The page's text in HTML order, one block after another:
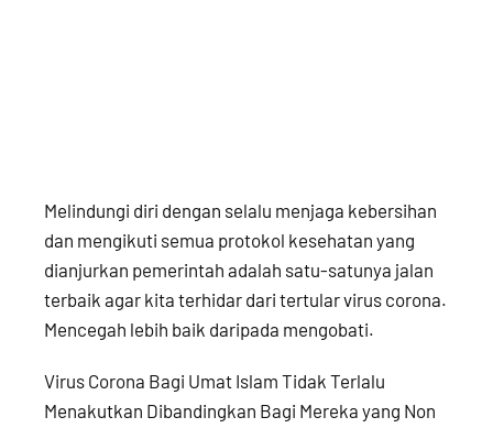
Melindungi diri dengan selalu menjaga kebersihan
dan mengikuti semua protokol kesehatan yang
dianjurkan pemerintah adalah satu-satunya jalan
terbaik agar kita terhidar dari tertular virus corona.
Mencegah lebih baik daripada mengobati.
Virus Corona Bagi Umat Islam Tidak Terlalu
Menakutkan Dibandingkan Bagi Mereka yang Non